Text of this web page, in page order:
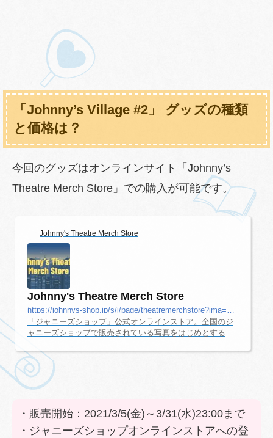
「Johnny’s Village #2」 グッズの種類
と価格は？
今回のグッズはオンラインサイト「Johnny’s
Theatre Merch Store」での購入が可能です。
Johnny's Theatre Merch Store
Johnny's Theatre Merch Store
https://johnnys-shop.jp/s/j/page/theatremerchstore?ima=0725
「ジャニーズショップ」公式オンラインストア。全国のジ
ャニーズショップで販売されている写真をはじめとする商
ただけます。
・販売開始：2021/3/5(金)～3/31(水)23:00まで
・ジャニーズショップオンラインストアへの登